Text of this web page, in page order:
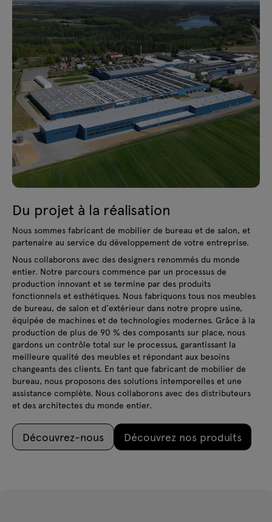
Du projet à la réalisation
Nous sommes fabricant de mobilier de bureau et de salon, et
partenaire au service du développement de votre entreprise.
Nous collaborons avec des designers renommés du monde
entier. Notre parcours commence par un processus de
production innovant et se termine par des produits
fonctionnels et esthétiques. Nous fabriquons tous nos meubles
de bureau, de salon et d'extérieur dans notre propre usine,
équipée de machines et de technologies modernes. Grâce à la
production de plus de 90 % des composants sur place, nous
gardons un contrôle total sur le processus, garantissant la
meilleure qualité des meubles et répondant aux besoins
changeants des clients. En tant que fabricant de mobilier de
bureau, nous proposons des solutions intemporelles et une
assistance complète. Nous collaborons avec des distributeurs
et des architectes du monde entier.
Découvrez-nous Découvrez nos produits